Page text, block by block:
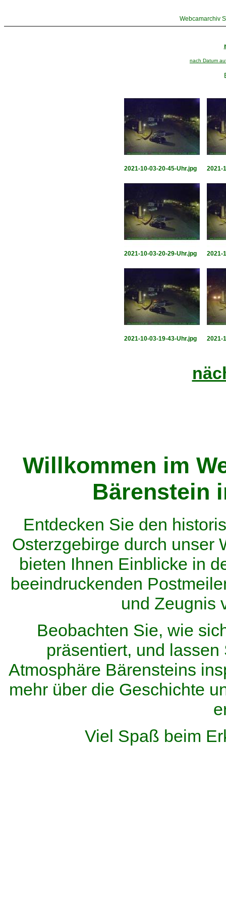
Webcamarchiv
nach Datum
2021-10-03-20-45-Uhr.jpg 2021-
2021-10-03-20-29-Uhr.jpg 2021-
2021-10-03-19-43-Uhr.jpg 2021-
Willkommen im
Bärenstein
Entdecken Sie den
Osterzgebirge durch unser
bieten Ihnen Einblicke in
beeindruckenden
und Zeugnis
Beobachten Sie, wie
präsentiert, und
Atmosphäre Bärensteins
mehr über die Geschichte
Viel Spaß beim